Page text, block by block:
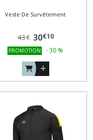
Veste De Survêtement
43€ 30€10
PROMOTION -30 %